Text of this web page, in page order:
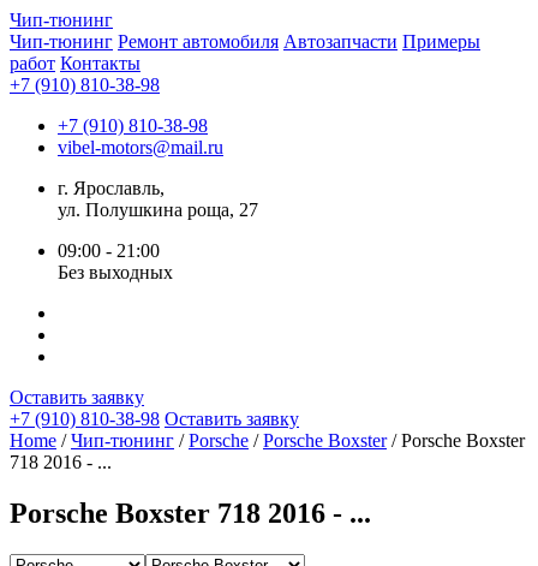
Чип-тюнинг
Чип-тюнинг Ремонт автомобиля Автозапчасти Примеры
работ Контакты
+7 (910) 810-38-98
+7 (910) 810-38-98
vibel-motors@mail.ru
г. Ярославль,
ул. Полушкина роща, 27
09:00 - 21:00
Без выходных
Оставить заявку
+7 (910) 810-38-98 Оставить заявку
Home /Чип-тюнинг /Porsche /Porsche Boxster/ Porsche Boxster
718 2016 - ...
Porsche Boxster 718 2016 - ...